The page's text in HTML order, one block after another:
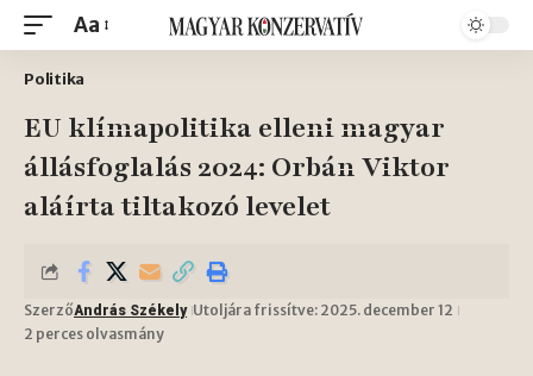
Aa
Politika
EU klímapolitika elleni magyar
állásfoglalás 2024: Orbán Viktor
aláírta tiltakozó levelet
SzerzőAndrás Székely Utoljára frissítve: 2025. december 12
2 perces olvasmány